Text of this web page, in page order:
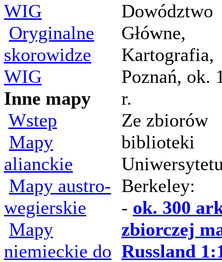
WIG
Oryginalne
skorowidze
WIG
Inne mapy
Wstep
Mapy
alianckie
Mapy austro-
wegierskie
Mapy
niemieckie do
Dowództwo
Główne,
Kartografia,
Poznań, ok.
r.
Ze zbiorów
biblioteki
Berkeley:
- ok. 300
zbiorczej
Russland